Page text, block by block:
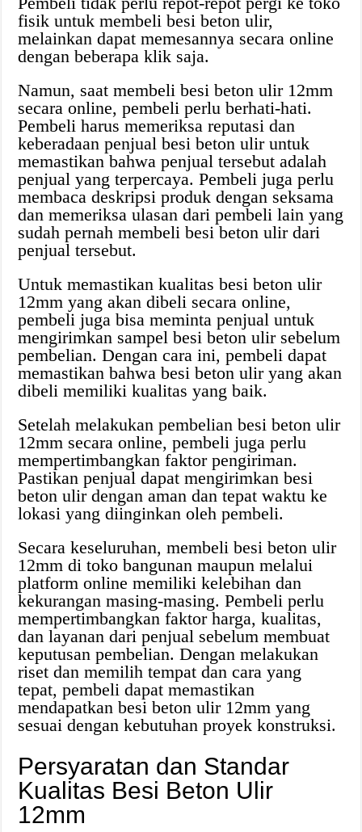
fisik untuk membeli besi beton ulir,
melainkan dapat memesannya secara online
dengan beberapa klik saja.
Namun, saat membeli besi beton ulir 12mm
secara online, pembeli perlu berhati-hati.
Pembeli harus memeriksa reputasi dan
keberadaan penjual besi beton ulir untuk
memastikan bahwa penjual tersebut adalah
penjual yang terpercaya. Pembeli juga perlu
membaca deskripsi produk dengan seksama
dan memeriksa ulasan dari pembeli lain yang
sudah pernah membeli besi beton ulir dari
penjual tersebut.
Untuk memastikan kualitas besi beton ulir
12mm yang akan dibeli secara online,
pembeli juga bisa meminta penjual untuk
mengirimkan sampel besi beton ulir sebelum
pembelian. Dengan cara ini, pembeli dapat
memastikan bahwa besi beton ulir yang akan
dibeli memiliki kualitas yang baik.
Setelah melakukan pembelian besi beton ulir
12mm secara online, pembeli juga perlu
mempertimbangkan faktor pengiriman.
Pastikan penjual dapat mengirimkan besi
beton ulir dengan aman dan tepat waktu ke
lokasi yang diinginkan oleh pembeli.
Secara keseluruhan, membeli besi beton ulir
12mm di toko bangunan maupun melalui
platform online memiliki kelebihan dan
kekurangan masing-masing. Pembeli perlu
mempertimbangkan faktor harga, kualitas,
dan layanan dari penjual sebelum membuat
keputusan pembelian. Dengan melakukan
riset dan memilih tempat dan cara yang
tepat, pembeli dapat memastikan
mendapatkan besi beton ulir 12mm yang
sesuai dengan kebutuhan proyek konstruksi.
Persyaratan dan Standar
Kualitas Besi Beton Ulir
12mm